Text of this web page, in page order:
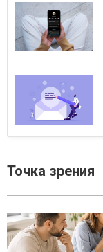
Точка зрения